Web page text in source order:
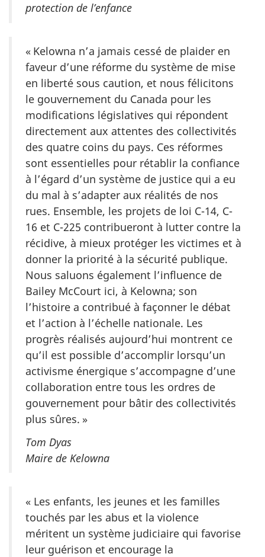
protection de l’enfance
« Kelowna n’a jamais cessé de plaider en
faveur d’une réforme du système de mise
en liberté sous caution, et nous félicitons
le gouvernement du Canada pour les
modifications législatives qui répondent
directement aux attentes des collectivités
des quatre coins du pays. Ces réformes
sont essentielles pour rétablir la confiance
à l’égard d’un système de justice qui a eu
du mal à s’adapter aux réalités de nos
rues. Ensemble, les projets de loi C-14, C-
16 et C-225 contribueront à lutter contre la
récidive, à mieux protéger les victimes et à
donner la priorité à la sécurité publique.
Nous saluons également l’influence de
Bailey McCourt ici, à Kelowna; son
l’histoire a contribué à façonner le débat
et l’action à l’échelle nationale. Les
progrès réalisés aujourd’hui montrent ce
qu’il est possible d’accomplir lorsqu’un
activisme énergique s’accompagne d’une
collaboration entre tous les ordres de
gouvernement pour bâtir des collectivités
plus sûres. »
Tom Dyas
Maire de Kelowna
« Les enfants, les jeunes et les familles
touchés par les abus et la violence
méritent un système judiciaire qui favorise
leur guérison et encourage la